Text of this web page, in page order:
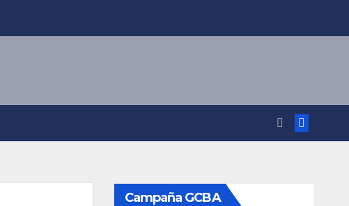
Campaña GCBA